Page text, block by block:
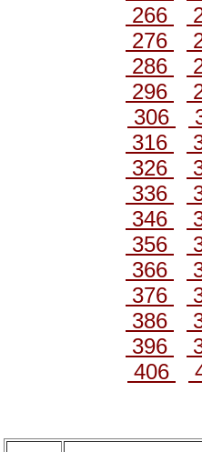
266
276
286
296
306
316
326
336
346
356
366
376
386
396
406